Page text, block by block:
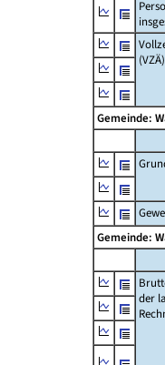
(VZÄ)
Gemeinde:
Gemeinde:
der